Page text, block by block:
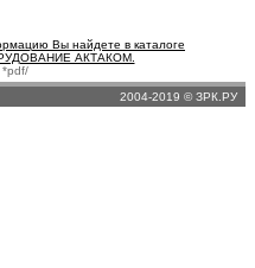
Вы найдете в каталоге
АКТАКОМ.
2004-2019 © ЗРК.РУ